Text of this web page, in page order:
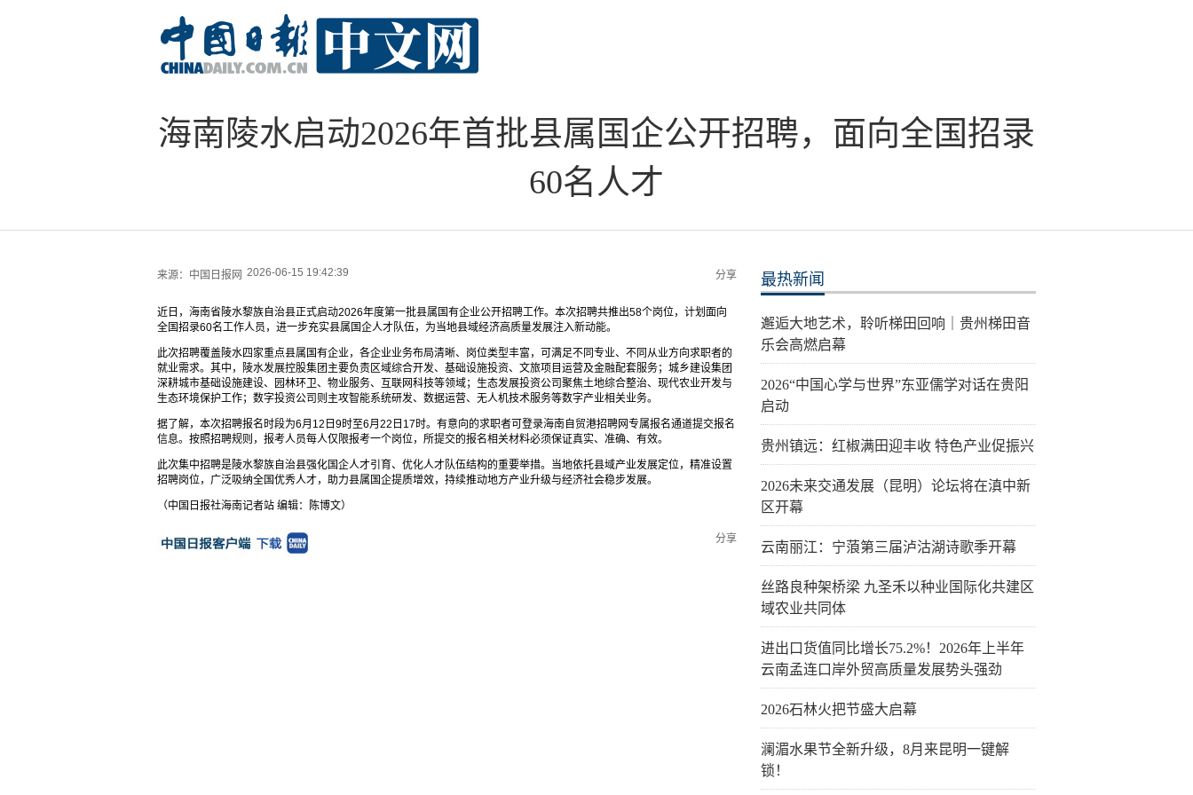
海南陵水启动2026年首批县属国企公开招聘，面向全国招录
60名人才
来源： 中国日报网 2026-06-15 19:42:39 分享
近日，海南省陵水黎族自治县正式启动2026年度第一批县属国有企业公开招聘工作。本次招聘共推出58个岗位，计划面向
全国招录60名工作人员，进一步充实县属国企人才队伍，为当地县域经济高质量发展注入新动能。
此次招聘覆盖陵水四家重点县属国有企业，各企业业务布局清晰、岗位类型丰富，可满足不同专业、不同从业方向求职者的
就业需求。其中，陵水发展控股集团主要负责区域综合开发、基础设施投资、文旅项目运营及金融配套服务；城乡建设集团
深耕城市基础设施建设、园林环卫、物业服务、互联网科技等领域；生态发展投资公司聚焦土地综合整治、现代农业开发与
生态环境保护工作；数字投资公司则主攻智能系统研发、数据运营、无人机技术服务等数字产业相关业务。
据了解，本次招聘报名时段为6月12日9时至6月22日17时。有意向的求职者可登录海南自贸港招聘网专属报名通道提交报名
信息。按照招聘规则，报考人员每人仅限报考一个岗位，所提交的报名相关材料必须保证真实、准确、有效。
此次集中招聘是陵水黎族自治县强化国企人才引育、优化人才队伍结构的重要举措。当地依托县域产业发展定位，精准设置
招聘岗位，广泛吸纳全国优秀人才，助力县属国企提质增效，持续推动地方产业升级与经济社会稳步发展。
（中国日报社海南记者站 编辑：陈博文）
分享
最热新闻
邂逅大地艺术，聆听梯田回响｜贵州梯田音
乐会高燃启幕
2026“中国心学与世界”东亚儒学对话在贵阳
启动
贵州镇远：红椒满田迎丰收 特色产业促振兴
2026未来交通发展（昆明）论坛将在滇中新
区开幕
云南丽江：宁蒗第三届泸沽湖诗歌季开幕
丝路良种架桥梁 九圣禾以种业国际化共建区
域农业共同体
进出口货值同比增长75.2%！2026年上半年
云南孟连口岸外贸高质量发展势头强劲
2026石林火把节盛大启幕
澜湄水果节全新升级，8月来昆明一键解
锁！